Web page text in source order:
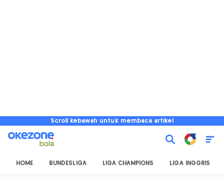
Scroll kebawah untuk membaca artikel
HOME BUNDESLIGA LIGA CHAMPIONS LIGA INGGRIS